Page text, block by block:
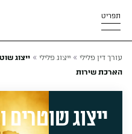
תפריט
עורך דין פלילי » ייצוג פלילי » ייצוג
הארכת שירות
ייצוג